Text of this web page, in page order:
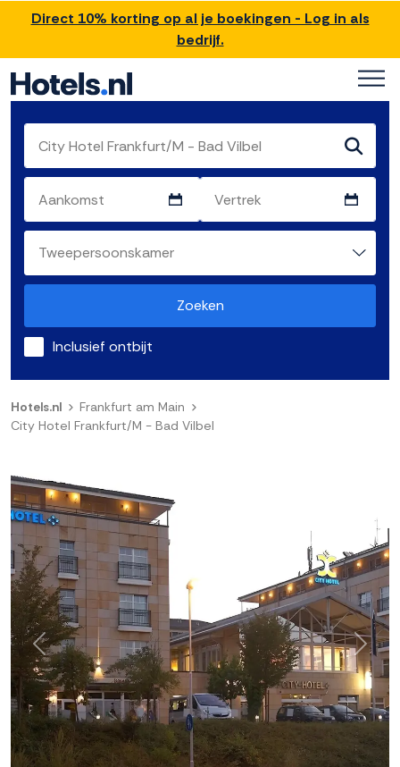
Direct 10% korting op al je boekingen - Log in als
bedrijf.
Zoeken
Inclusief ontbijt
Hotels.nl
Frankfurt am Main
City Hotel Frankfurt/M - Bad Vilbel